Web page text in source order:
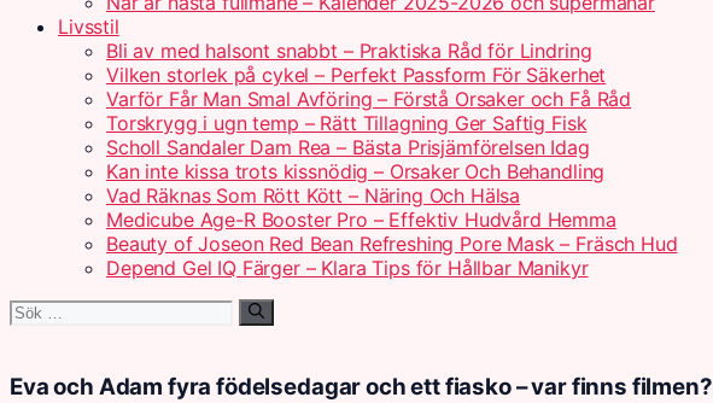
Livsstil
Bli av med halsont snabbt – Praktiska Råd för Lindring
Vilken storlek på cykel – Perfekt Passform För Säkerhet
Varför Får Man Smal Avföring – Förstå Orsaker och Få Råd
Torskrygg i ugn temp – Rätt Tillagning Ger Saftig Fisk
Scholl Sandaler Dam Rea – Bästa Prisjämförelsen Idag
Kan inte kissa trots kissnödig – Orsaker Och Behandling
Vad Räknas Som Rött Kött – Näring Och Hälsa
Medicube Age-R Booster Pro – Effektiv Hudvård Hemma
Beauty of Joseon Red Bean Refreshing Pore Mask – Fräsch Hud
Depend Gel IQ Färger – Klara Tips för Hållbar Manikyr
Sök
Eva och Adam fyra födelsedagar och ett fiasko – var finns filmen?